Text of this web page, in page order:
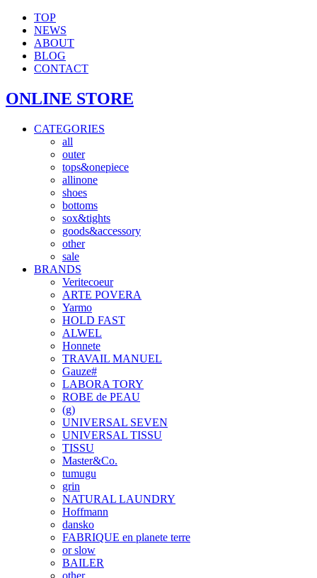
TOP
NEWS
ABOUT
BLOG
CONTACT
ONLINE STORE
CATEGORIES
all
outer
tops&onepiece
allinone
shoes
bottoms
sox&tights
goods&accessory
other
sale
BRANDS
Veritecoeur
ARTE POVERA
Yarmo
HOLD FAST
ALWEL
Honnete
TRAVAIL MANUEL
Gauze#
LABORA TORY
ROBE de PEAU
(g)
UNIVERSAL SEVEN
UNIVERSAL TISSU
TISSU
Master&Co.
tumugu
grin
NATURAL LAUNDRY
Hoffmann
dansko
FABRIQUE en planete terre
or slow
BAILER
other